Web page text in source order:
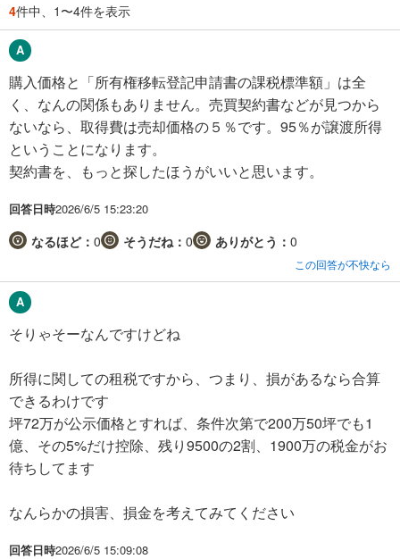
4件中、1〜4件を表示
購入価格と「所有権移転登記申請書の課税標準額」は全
く、なんの関係もありません。売買契約書などが見つから
ないなら、取得費は売却価格の５％です。95％が譲渡所得
ということになります。
契約書を、もっと探したほうがいいと思います。
回答日時2026/6/5 15:23:20
なるほど： 0 そうだね： 0 ありがとう： 0
この回答が不快なら
そりゃそーなんですけどね
所得に関しての租税ですから、つまり、損があるなら合算
できるわけです
坪72万が公示価格とすれば、条件次第で200万50坪でも1
億、その5%だけ控除、残り9500の2割、1900万の税金がお
待ちしてます
なんらかの損害、損金を考えてみてください
回答日時2026/6/5 15:09:08